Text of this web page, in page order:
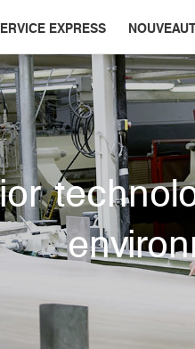
EXPRESS